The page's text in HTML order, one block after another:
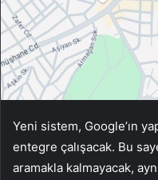
Yeni sistem, Google’ın
entegre çalışacak. Bu
aramakla kalmayacak,